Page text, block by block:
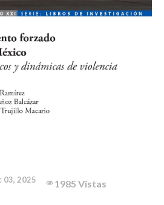
03, 2025 1985 Vistas